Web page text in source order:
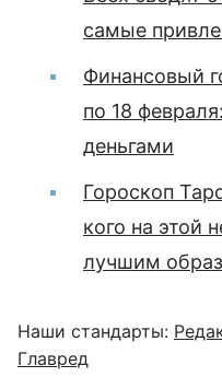
самые
Финансовый
по 18
деньгами
Гороскоп
кого на этой
лучшим
Наши стандарты:
Главред